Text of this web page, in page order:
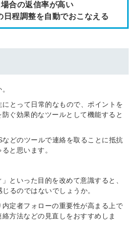
合の返信率が高い
日程調整を自動でおこなえる
とって日常的なもので、ポイントを
ぐ効果的なツールとして機能すると
などのツールで連絡を取ることに抵抗
と思います。
といった目的を改めて意識すると、
るのではないでしょうか。
定者フォローの重要性が高まる上で
方法などの見直しをおすすめしま